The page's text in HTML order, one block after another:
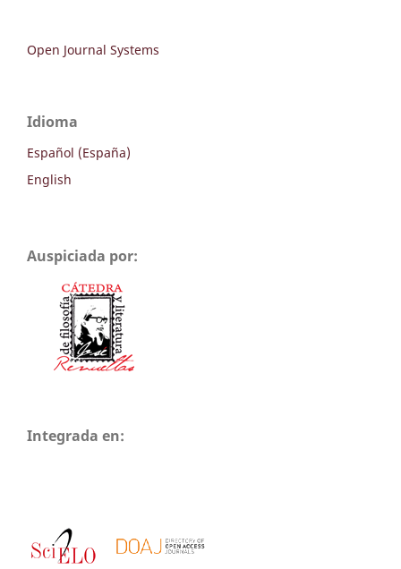
Open Journal Systems
Idioma
Español (España)
English
Auspiciada por:
Integrada en: